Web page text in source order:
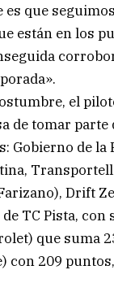
es que
están en los
el
de tomar
Gobierno de
Drift
TC Pista,
que suma
con 209